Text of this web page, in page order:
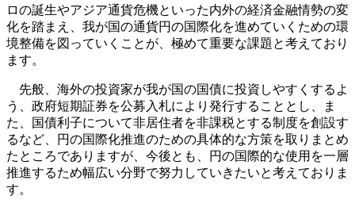
ロの誕生やアジア通貨危機といった内外の経済金融情勢の変
化を踏まえ、我が国の通貨円の国際化を進めていくための環
境整備を図っていくことが、極めて重要な課題と考えており
ます。
先般、海外の投資家が我が国の国債に投資しやすくするよ
う、政府短期証券を公募入札により発行することとし、ま
た、国債利子について非居住者を非課税とする制度を創設す
るなど、円の国際化推進のための具体的な方策を取りまとめ
たところでありますが、今後とも、円の国際的な使用を一層
推進するため幅広い分野で努力していきたいと考えておりま
す。